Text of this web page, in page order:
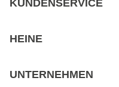
KUNDENSERVICE
HEINE
UNTERNEHMEN